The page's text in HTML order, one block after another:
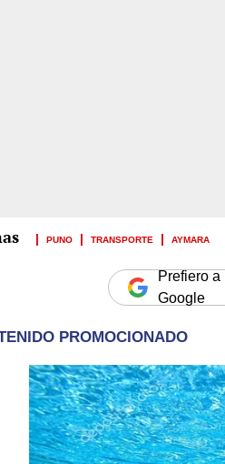
PUNO TRANSPORTE AYMARA
Prefiero a
Google